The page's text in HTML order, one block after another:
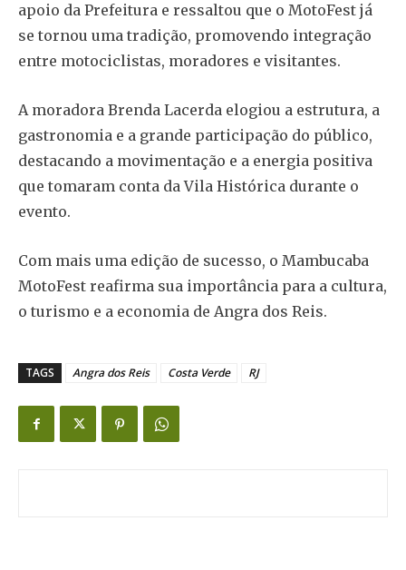
apoio da Prefeitura e ressaltou que o MotoFest já
se tornou uma tradição, promovendo integração
entre motociclistas, moradores e visitantes.
A moradora Brenda Lacerda elogiou a estrutura, a
gastronomia e a grande participação do público,
destacando a movimentação e a energia positiva
que tomaram conta da Vila Histórica durante o
evento.
Com mais uma edição de sucesso, o Mambucaba
MotoFest reafirma sua importância para a cultura,
o turismo e a economia de Angra dos Reis.
TAGS Angra dos Reis Costa Verde RJ